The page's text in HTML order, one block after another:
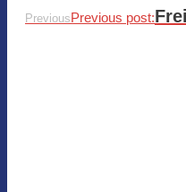
PreviousPrevious post: